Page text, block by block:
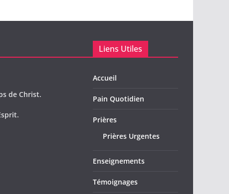
de Christ.
Liens Utiles
Accueil
Pain Quotidien
Prières
Prières Urgentes
Enseignements
Témoignages